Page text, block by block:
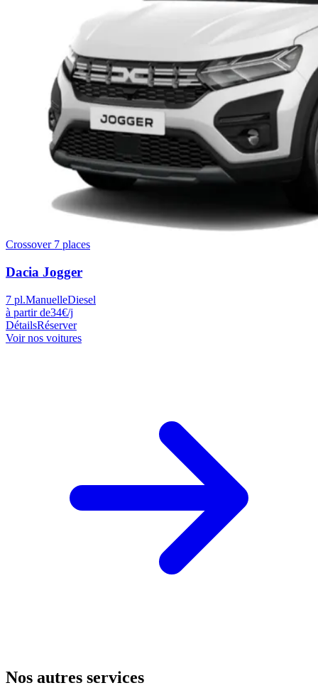
Crossover 7 places
Dacia Jogger
7 pl.ManuelleDiesel
à partir de34€/j
DétailsRéserver
Voir nos voitures
Nos autres services